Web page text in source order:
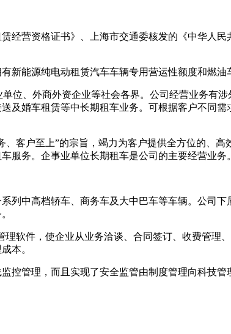
经营资格证书》、上海市交通委核发的《中华人
能源纯电动租赁汽车车辆专用营运性额度和燃油
位、外商外资企业等社会各界。公司经营业务有
及婚车租赁等中长期租车业务。可根据客户不同
客户至上”的宗旨，竭力为客户提供全方位的、
服务。企事业单位长期租车是公司的主要经营业务。
列中高档轿车、商务车及大中巴车等车辆。公司
软件，使企业从业务洽谈、合同签订、收费管理
本。
控管理，而且实现了安全监管由制度管理向科技